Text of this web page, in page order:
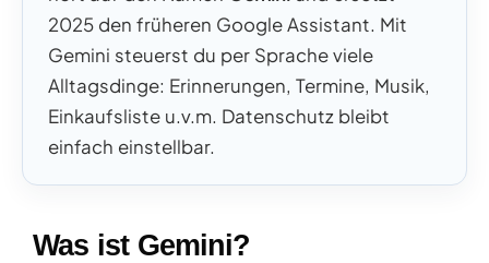
2025 den früheren Google Assistant. Mit
Gemini steuerst du per Sprache viele
Alltagsdinge: Erinnerungen, Termine, Musik,
Einkaufsliste u.v.m. Datenschutz bleibt
einfach einstellbar.
Was ist Gemini?